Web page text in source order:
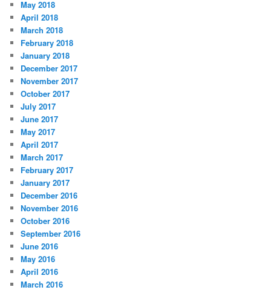
May 2018
April 2018
March 2018
February 2018
January 2018
December 2017
November 2017
October 2017
July 2017
June 2017
May 2017
April 2017
March 2017
February 2017
January 2017
December 2016
November 2016
October 2016
September 2016
June 2016
May 2016
April 2016
March 2016